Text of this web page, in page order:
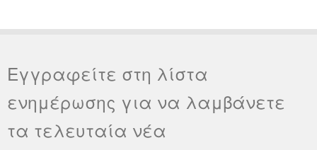
Εγγραφείτε στη λίστα
ενημέρωσης για να λαμβάνετε
τα τελευταία νέα